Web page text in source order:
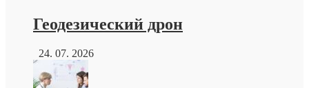
Геодезический дрон
24. 07. 2026